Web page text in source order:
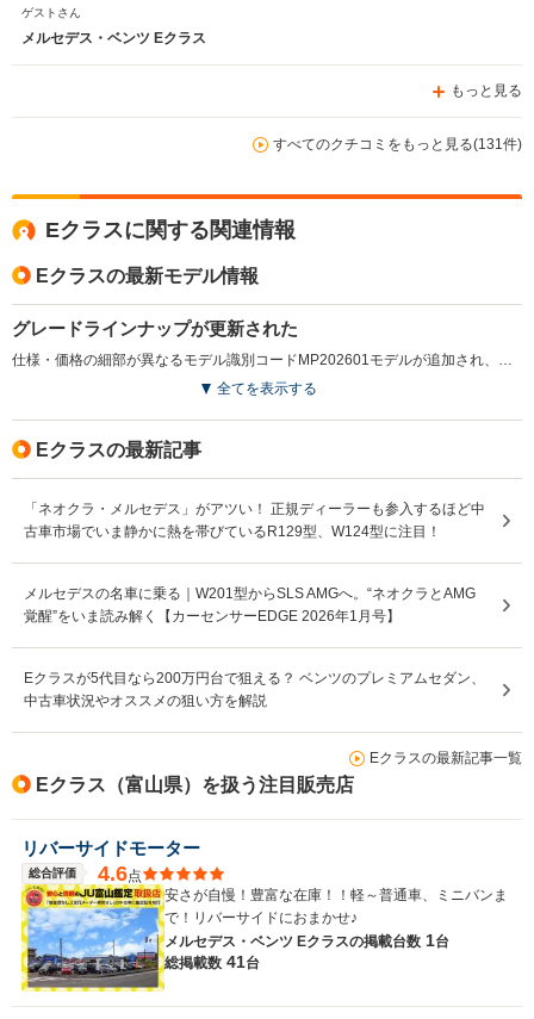
ゲストさん
メルセデス・ベンツ Eクラス
もっと見る
すべてのクチコミをもっと見る(131件)
Eクラスに関する関連情報
Eクラスの最新モデル情報
グレードラインナップが更新された
全てを表示する
Eクラスの最新記事
「ネオクラ・メルセデス」がアツい！ 正規ディーラーも参入するほど中
古車市場でいま静かに熱を帯びているR129型、W124型に注目！
メルセデスの名車に乗る｜W201型からSLS AMGへ。“ネオクラとAMG
覚醒”をいま読み解く【カーセンサーEDGE 2026年1月号】
Eクラスが5代目なら200万円台で狙える？ ベンツのプレミアムセダン、
中古車状況やオススメの狙い方を解説
Eクラスの最新記事一覧
Eクラス（富山県）を扱う注目販売店
リバーサイドモーター
総合評価 4.6点
安さが自慢！豊富な在庫！！軽～普通車、ミニバンま
で！リバーサイドにおまかせ♪
メルセデス・ベンツ Eクラスの掲載台数 1台
総掲載数 41台